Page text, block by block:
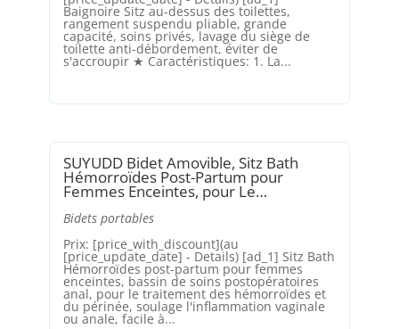
Baignoire Sitz au-dessus des toilettes,
rangement suspendu pliable, grande
capacité, soins privés, lavage du siège de
toilette anti-débordement, éviter de
s'accroupir ★ Caractéristiques: 1. La...
SUYUDD Bidet Amovible, Sitz Bath
Hémorroïdes Post-Partum pour
Femmes Enceintes, pour Le…
Bidets portables
Prix: [price_with_discount](au
[price_update_date] - Details) [ad_1] Sitz Bath
Hémorroïdes post-partum pour femmes
enceintes, bassin de soins postopératoires
anal, pour le traitement des hémorroïdes et
du périnée, soulage l'inflammation vaginale
ou anale, facile à...